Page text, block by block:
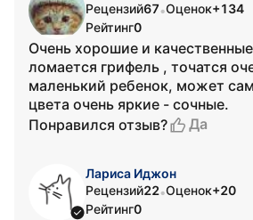
Рецензий67•Оценок+134
Рейтинг0
Очень хорошие и
ломается грифель , точатся
маленький ребенок, может
цвета очень яркие - сочные.
Понравился отзыв?
Да
Лариса Иджон
Рецензий22•Оценок+20
Рейтинг0